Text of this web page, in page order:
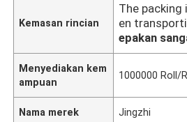
Kemasan rincian
The
en
epakan
Menyediakan kem
ampuan
1000000 Roll/
Nama merek Jingzhi